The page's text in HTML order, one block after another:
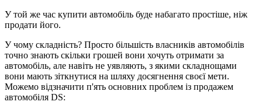
У той же час купити автомобіль буде набагато простіше, ніж
продати його.
У чому складність? Просто більшість власників автомобілів
точно знають скільки грошей вони хочуть отримати за
автомобіль, але навіть не уявляють, з якими складнощами
вони мають зіткнутися на шляху досягнення своєї мети.
Можемо відзначити п'ять основних проблем із продажем
автомобіля DS: